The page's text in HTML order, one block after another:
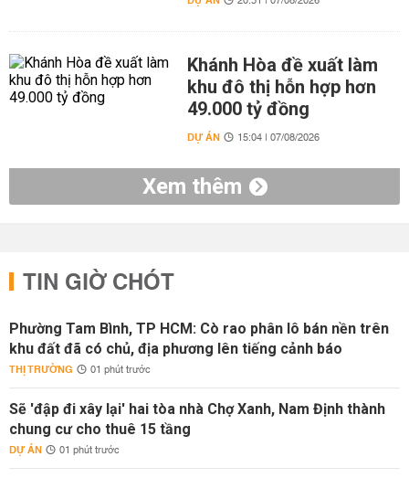
Khánh Hòa đề xuất làm
khu đô thị hỗn hợp hơn
49.000 tỷ đồng
DỰ ÁN 15:04 | 07/08/2026
Xem thêm
TIN GIỜ CHÓT
Phường Tam Bình, TP HCM: Cò rao phân lô bán nền trên
khu đất đã có chủ, địa phương lên tiếng cảnh báo
THỊ TRƯỜNG 01 phút trước
Sẽ 'đập đi xây lại' hai tòa nhà Chợ Xanh, Nam Định thành
chung cư cho thuê 15 tầng
DỰ ÁN 01 phút trước